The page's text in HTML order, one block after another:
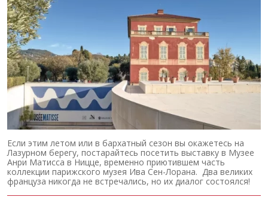
Если этим летом или в бархатный сезон вы окажетесь на
Лазурном берегу, постарайтесь посетить выставку в Музее
Анри Матисса в Ницце, временно приютившем часть
коллекции парижского музея Ива Сен-Лорана. Два великих
француза никогда не встречались, но их диалог состоялся!